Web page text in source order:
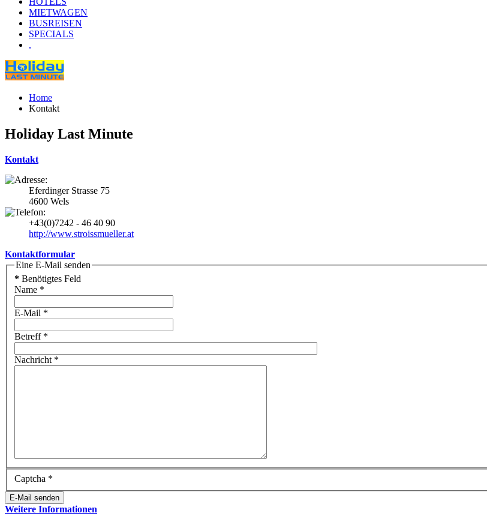
MIETWAGEN
BUSREISEN
SPECIALS
.
Home
Kontakt
Holiday Last Minute
Kontakt
Eferdinger Strasse 75
4600 Wels
+43(0)7242 - 46 40 90
http://www.stroissmueller.at
Kontaktformular
Eine E-Mail senden
* Benötigtes Feld
Name *
E-Mail *
Betreff*
Nachricht*
Captcha *
E-Mail senden
Weitere Informationen